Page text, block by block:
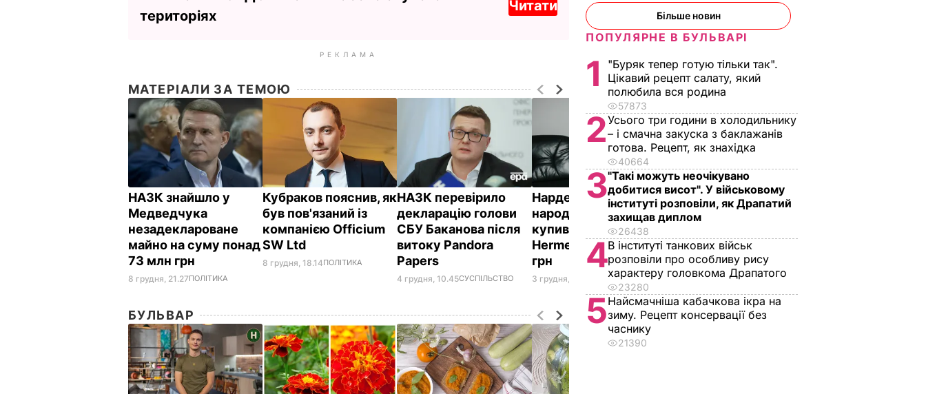
територіях
Читати
РЕКЛАМА
МАТЕРІАЛИ ЗА ТЕМОЮ
НАЗК знайшло у
Медведчука
незадеклароване
майно на суму понад
73 млн грн
8 грудня, 21.27ПОЛІТИКА
Кубраков пояснив, як
був пов'язаний із
компанією Officium
SW Ltd
8 грудня, 18.14ПОЛІТИКА
НАЗК перевірило
декларацію голови
СБУ Баканова після
витоку Pandora
Papers
4 грудня, 10.45СУСПІЛЬСТВО
Нардеп від "Слуги
народу" Семінський
купив жіночу сумку
Hermes за 180 тис.
грн
3 грудня, 19.48 ПОЛІТИКА
БУЛЬВАР
Більше новин
ПОПУЛЯРНЕ В БУЛЬВАРІ
1
"Буряк тепер готую тільки так".
Цікавий рецепт салату, який
полюбила вся родина
57873
2Усього три години в холодильнику
– і смачна закуска з баклажанів
готова. Рецепт, як знахідка
40664
3"Такі можуть неочікувано
добитися висот". У військовому
інституті розповіли, як Драпатий
захищав диплом
26438
4В інституті танкових військ
розповіли про особливу рису
характеру головкома Драпатого
23280
5Найсмачніша кабачкова ікра на
зиму. Рецепт консервації без
часнику
21390